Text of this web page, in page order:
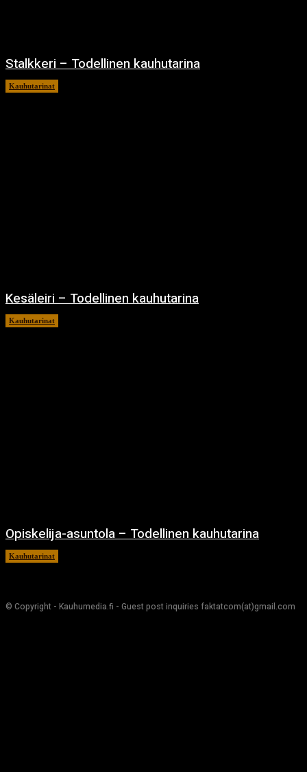
Stalkkeri – Todellinen kauhutarina
Kauhutarinat
Kesäleiri – Todellinen kauhutarina
Kauhutarinat
Opiskelija-asuntola – Todellinen kauhutarina
Kauhutarinat
© Copyright - Kauhumedia.fi - Guest post inquiries faktatcom(at)gmail.com